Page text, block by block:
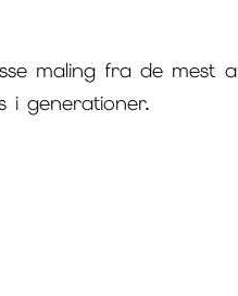
maling fra de mest
i generationer.